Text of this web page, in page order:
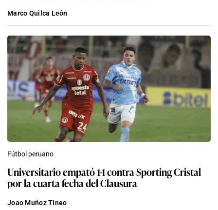
Marco Quilca León
Fútbol peruano
Universitario empató 1-1 contra Sporting Cristal
por la cuarta fecha del Clausura
Joao Muñoz Tineo